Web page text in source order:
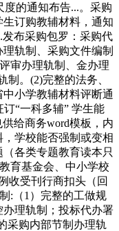
的通知布告...。采购
订购教辅材料，通知
布采购包罗：采购代
轨制、采购文件编制
审办理轨制、金办理
。(2)完整的法务、
小学教辅材料评断通
“一科多辅” 学生能
给商务word模板，内
学校能否强制或变相
各类专题教育读本只
育基金会、中小学校
收受刊行商扣头（回
:（1）完整的工做规
理轨制；投标代办署
采购内部节制办理轨